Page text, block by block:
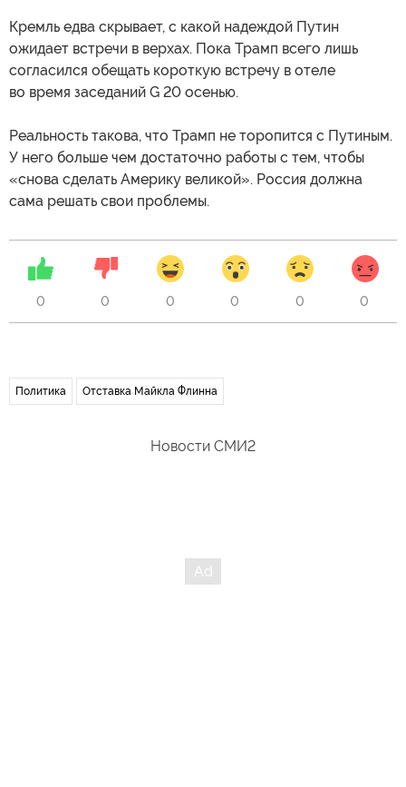
Кремль едва скрывает, с какой надеждой Путин
ожидает встречи в верхах. Пока Трамп всего лишь
согласился обещать короткую встречу в отеле
во время заседаний G 20 осенью.
Реальность такова, что Трамп не торопится с Путиным.
У него больше чем достаточно работы с тем, чтобы
«снова сделать Америку великой». Россия должна
сама решать свои проблемы.
0 0 0 0 0 0
Политика Отставка Майкла Флинна
Новости СМИ2